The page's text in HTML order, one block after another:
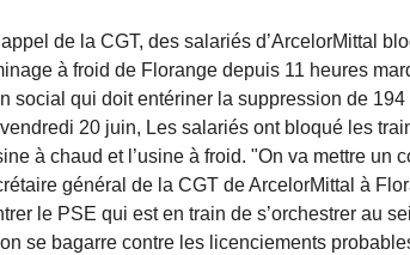
de la CGT, des salariés d’ArcelorMittal
à froid de Florange depuis 11 heures
social qui doit entériner la suppression de
20 juin, Les salariés ont bloqué les
à chaud et l’usine à froid. "On va mettre
général de la CGT de ArcelorMittal à
le PSE qui est en train de s’orchestrer au
se bagarre contre les licenciements